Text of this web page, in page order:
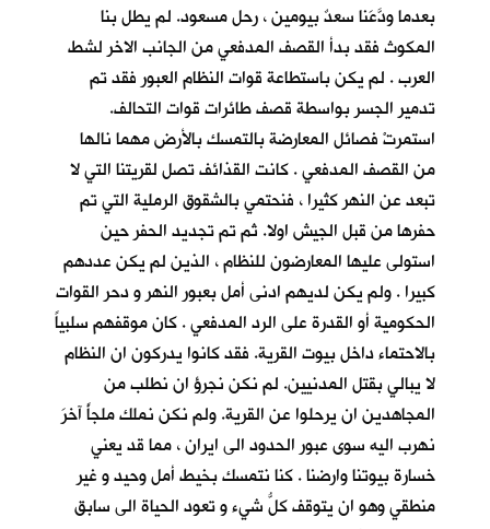
بعدما ودَّعَنا سعدٌ بيومين ، رحل مسعود. لم يطل بنا
المكوث فقد بدأ القصف المدفعي من الجانب الاخر لشط
العرب . لم يكن باستطاعة قوات النظام العبور فقد تم
تدمير الجسر بواسطة قصف طائرات قوات التحالف.
استمرتْ فصائل المعارضة بالتمسك بالأرض مهما نالها
من القصف المدفعي . كانت القذائف تصل لقريتنا التي لا
تبعد عن النهر كثيرا ، فنحتمي بالشقوق الرملية التي تم
حفرها من قبل الجيش اولا. ثم تم تجديد الحفر حين
استولى عليها المعارضون للنظام ، الذين لم يكن عددهم
كبيرا . ولم يكن لديهم ادنى أمل بعبور النهر و دحر القوات
الحكومية أو القدرة على الرد المدفعي . كان موقفهم سلبياً
بالاحتماء داخل بيوت القرية. فقد كانوا يدركون ان النظام
لا يبالي بقتل المدنيين. لم نكن نجرؤ ان نطلب من
المجاهدين ان يرحلوا عن القرية. ولم نكن نملك ملجأً آخرَ
نهرب اليه سوى عبور الحدود الى ايران ، مما قد يعني
خسارة بيوتنا وارضنا . كنا نتمسك بخيط أمل وحيد و غير
منطقي وهو ان يتوقف كلُّ شيء و تعود الحياة الى سابق